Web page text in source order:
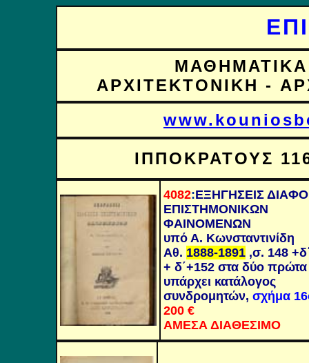
ΑΡΧΙΤΕΚΤΟΝΙΚΗ -
ΙΠΠΟΚΡΑΤΟΥΣ
4082:ΕΞΗΓΗΣΕΙΣ
ΕΠΙΣΤΗΜΟΝΙΚΩΝ
ΦΑΙΝΟΜΕΝΩΝ
υπό Α. Κωνσταντινίδη
Αθ. 1888-1891 ,σ. 148
+ δ΄+152 στα δύο
υπάρχει κατάλογος
συνδρομητών, σχήμα
200 €
ΑΜΕΣΑ ΔΙΑΘΕΣΙΜΟ